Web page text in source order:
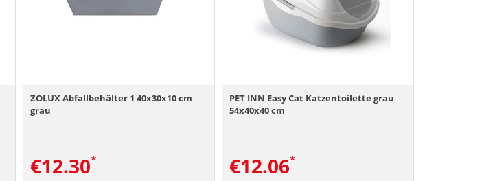
ZOLUX Abfallbehälter 1 40x30x10 cm
grau
€12.30
PET INN Easy Cat Katzentoilette grau
54x40x40 cm
€12.06